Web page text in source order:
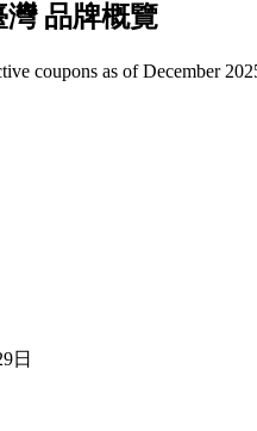
品牌概覽
coupons as of December
日